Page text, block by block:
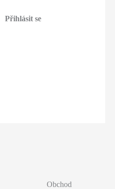
Přihlásit se
Obchod